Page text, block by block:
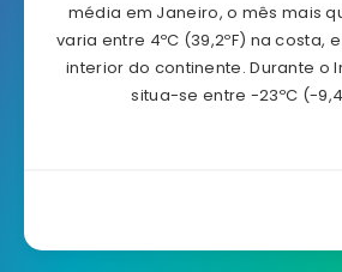
média em Janeiro, o mês mais
varia entre 4ºC (39,2ºF) na costa,
interior do continente. Durante o
situa-se entre -23ºC (-